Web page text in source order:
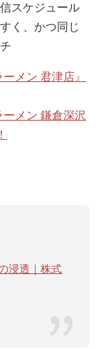
スケジュール
く、かつ同じ
メン 君津店』
ーメン 鎌倉深沢
浸透｜株式